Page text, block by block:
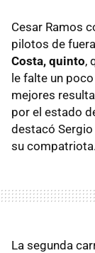
Cesar Ramos
pilotos de
Costa, quinto,
le falte un
mejores
por el estado
destacó
su compatriota.
La segunda